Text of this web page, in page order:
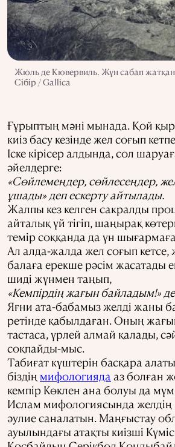
Жюль де Кювервиль. Жүн сабап жатқан
Сібір / Gallica
Ғұрыптың мәні мынада. Қой
киіз басу кезінде жел соғып
Іске кірісер алдында, сол
әйелдерге:
«Сөйлемеңдер, сөйлесеңдер,
ұшады» деп ескерту айтылады.
Жалпы кез келген сакралды
айталық үй тігіп, шаңырақ
темір соққанда да үн
Ал алда-жалда жел соғып кетсе,
балаға ерекше рәсім жасатады
шиді жүнмен таңып,
«Кемпірдің жағын байладым!»
Яғни ата-бабамыз желді жаны
ретінде қабылдаған. Оның
тастаса, үрлей алмай қалады,
соқпайды-мыс.
Табиғат күштерін басқара
біздің мифологияда аз болған
кемпір Көклен ана болуы да
Ислам мифологиясында желдің
әулие саналатын. Маңғыстау
ауылындағы атақты киізші